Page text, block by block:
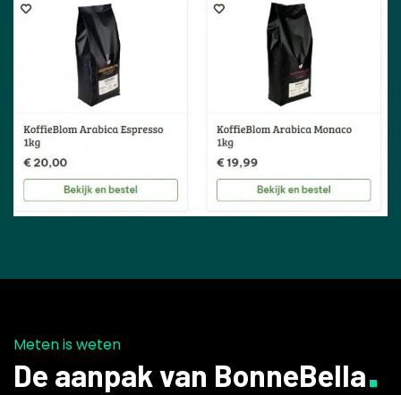
Meten is weten
De aanpak van BonneBella